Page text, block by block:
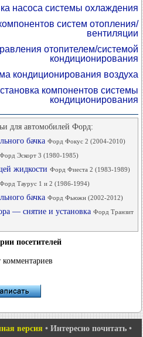
насоса системы охлаждения
систем отопления/
вентиляции
отопителем/системой
кондиционирования
кондиционирования воздуха
компонентов системы
кондиционирования
для автомобилей Форд:
бачка Форд Фокус 2 (2004-2010)
Форд Эскорт 3 (1980-1985)
жидкости Форд Фиеста 2 (1983-1989)
Форд Таурус 1 и 2 (1986-1994)
бачка Форд Фьюжн (2002-2012)
— снятие и установка Форд Транзит
посетителей
версия • Интересно почитать •